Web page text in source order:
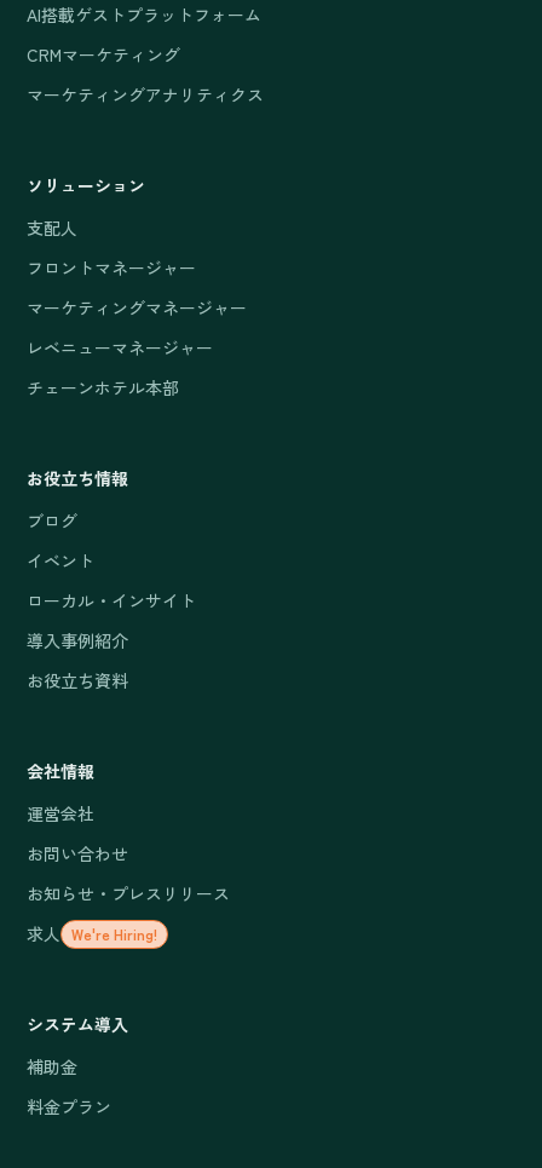
AI搭載ゲストプラットフォーム
CRMマーケティング
マーケティングアナリティクス
ソリューション
支配人
フロントマネージャー
マーケティングマネージャー
レベニューマネージャー
チェーンホテル本部
お役立ち情報
ブログ
イベント
ローカル・インサイト
導入事例紹介
お役立ち資料
会社情報
運営会社
お問い合わせ
お知らせ・プレスリリース
求人 We're Hiring!
システム導入
補助金
料金プラン